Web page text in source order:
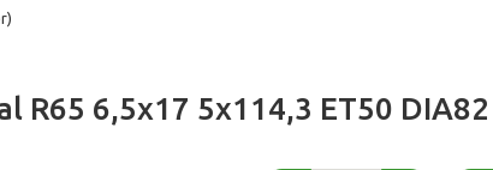
R65 6,5x17 5x114,3 ET50